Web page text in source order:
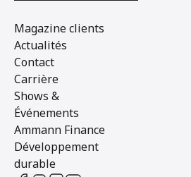
Magazine clients
Actualités
Contact
Carrière
Shows &
Événements
Ammann Finance
Développement
durable